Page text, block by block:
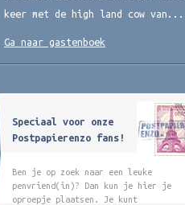
keer met de high land cow van...
Ga naar gastenboek
Speciaal voor onze
Postpapierenzo fans!
Ben je op zoek naar een leuke
penvriend(in)? Dan kun je hier je
oproepje plaatsen. Je kunt